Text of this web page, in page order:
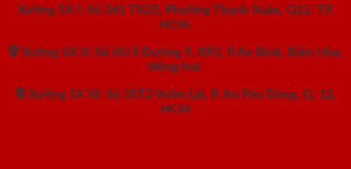
Xưởng SX I: Số 361 TX25, Phường Thạnh Xuân, Q12, TP.
HCM.
Xưởng SX II: Số 60/3 Đường 9, KP2, P.An Bình, Biên Hòa,
Đồng Nai.
Xưởng SX III: Số 35T2 Vườn Lài, P. An Phú Đông, Q. 12,
HCM